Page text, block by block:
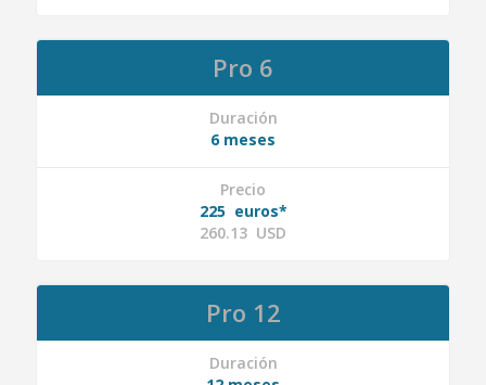
Pro 6
Duración
6 meses
Precio
225 euros*
260.13 USD
Pro 12
Duración